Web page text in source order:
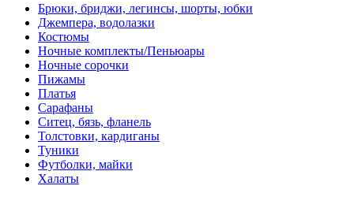
Брюки, бриджи, легинсы, шорты, юбки
Джемпера, водолазки
Костюмы
Ночные комплекты/Пеньюары
Ночные сорочки
Пижамы
Платья
Сарафаны
Ситец, бязь, фланель
Толстовки, кардиганы
Туники
Футболки, майки
Халаты